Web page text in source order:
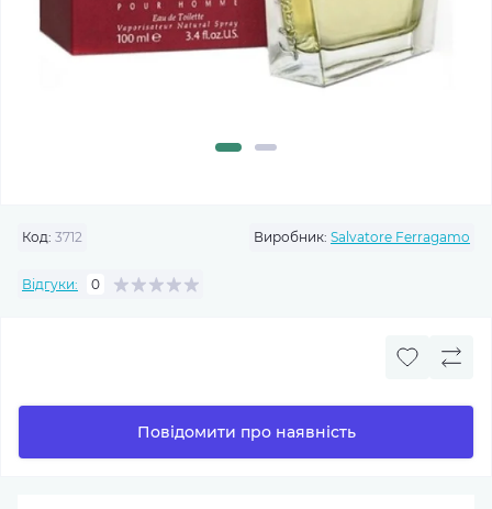
Код: 3712 Виробник: Salvatore Ferragamo
Відгуки: 0
Повідомити про наявність